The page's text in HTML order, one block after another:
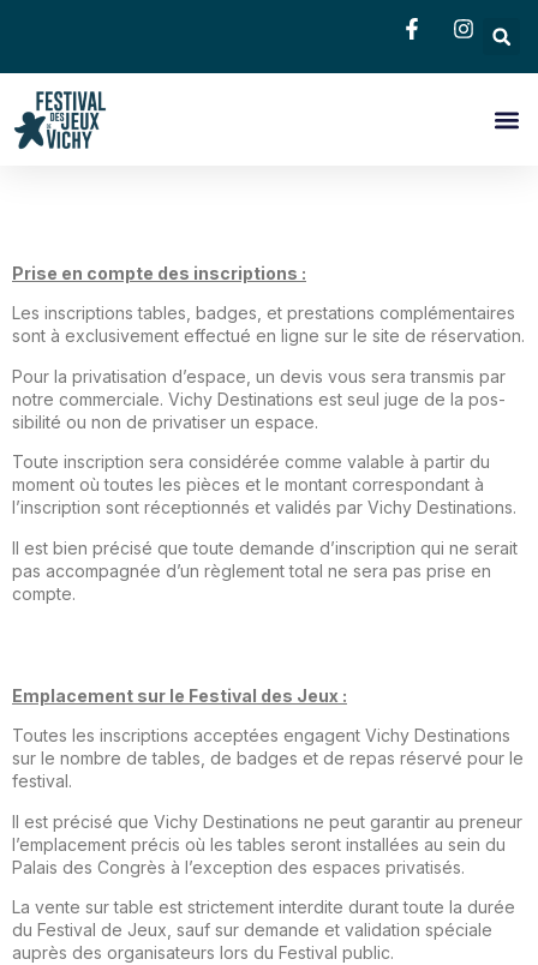
Prise en compte des inscriptions :
Les inscriptions tables, badges, et prestations complémen­taires
sont à exclusivement effectué en ligne sur le site de ré­servation.
Pour la privatisation d’espace, un devis vous sera transmis par
notre commerciale. Vichy Destinations est seul juge de la pos­
sibilité ou non de privatiser un espace.
Toute inscription sera considérée comme valable à partir du
moment où toutes les pièces et le montant correspondant à
l’inscription sont réceptionnés et validés par Vichy Destinations.
Il est bien précisé que toute demande d’inscription qui ne serait
pas accompagnée d’un règlement total ne sera pas prise en
compte.
Emplacement sur le Festival des Jeux :
Toutes les inscriptions acceptées engagent Vichy Destinations
sur le nombre de tables, de badges et de repas réservé pour le
festival.
Il est précisé que Vichy Destinations ne peut garantir au pre­neur
l’emplacement précis où les tables seront installées au sein du
Palais des Congrès à l’exception des espaces privati­sés.
La vente sur table est strictement interdite durant toute la durée
du Festival de Jeux, sauf sur demande et validation spéciale
auprès des organisateurs lors du Festival public.